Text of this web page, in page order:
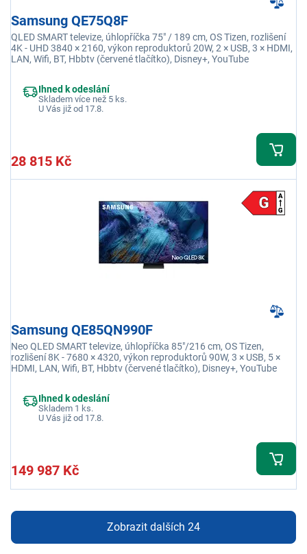
Samsung QE75Q8F
QLED SMART televize, úhlopříčka 75" / 189 cm, OS Tizen, rozlišení
4K - UHD 3840 × 2160, výkon reproduktorů 20W, 2 × USB, 3 × HDMI,
LAN, Wifi, BT, Hbbtv (červené tlačítko), Disney+, YouTube
Ihned k odeslání
Skladem více než 5 ks.
U Vás již od 17.8.
28 815 Kč
Samsung QE85QN990F
Neo QLED SMART televize, úhlopříčka 85"/216 cm, OS Tizen,
rozlišení 8K - 7680 × 4320, výkon reproduktorů 90W, 3 × USB, 5 ×
HDMI, LAN, Wifi, BT, Hbbtv (červené tlačítko), Disney+, YouTube
Ihned k odeslání
Skladem 1 ks.
U Vás již od 17.8.
149 987 Kč
Zobrazit dalších 24